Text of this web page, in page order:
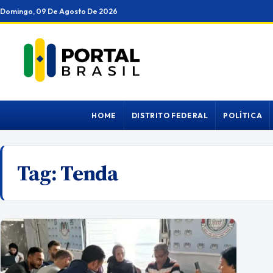
Ir
para
conteúdo
Domingo, 09 De Agosto De 2026
HOME DISTRITO FEDERAL POLÍTICA
Tag:Tenda